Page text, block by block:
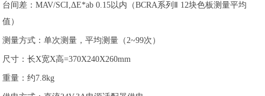
台间差：MAV/SCI,ΔE*ab 0.15以内（BCRA系列Ⅱ 12块色板测量平均
值）
测量方式：单次测量，平均测量（2~99次）
尺寸：长X宽X高=370X240X260mm
重量：约7.8kg